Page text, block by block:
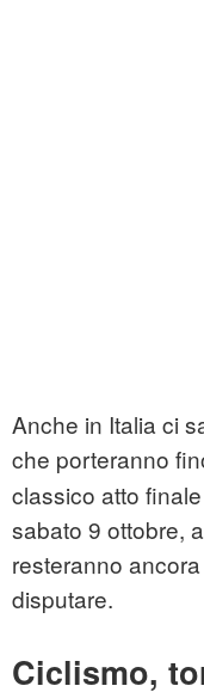
Anche in Italia ci
che porteranno
classico atto
sabato 9 ottobre,
resteranno
disputare.
Ciclismo,